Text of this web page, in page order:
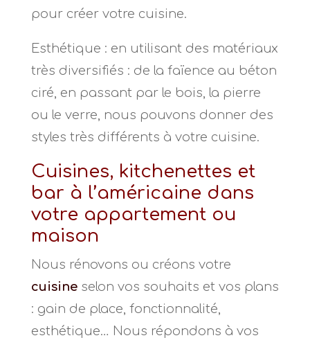
pour créer votre cuisine.
Esthétique : en utilisant des matériaux
très diversifiés : de la faïence au béton
ciré, en passant par le bois, la pierre
ou le verre, nous pouvons donner des
styles très différents à votre cuisine.
Cuisines, kitchenettes et
bar à l’américaine dans
votre appartement ou
maison
Nous rénovons ou créons votre
cuisineselon vos souhaits et vos plans
: gain de place, fonctionnalité,
esthétique… Nous répondons à vos